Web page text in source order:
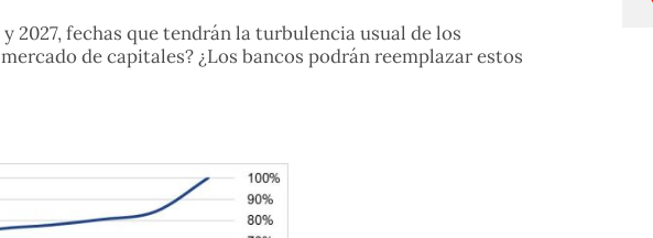
2027, fechas que tendrán la turbulencia usual de los
de capitales? ¿Los bancos podrán reemplazar estos